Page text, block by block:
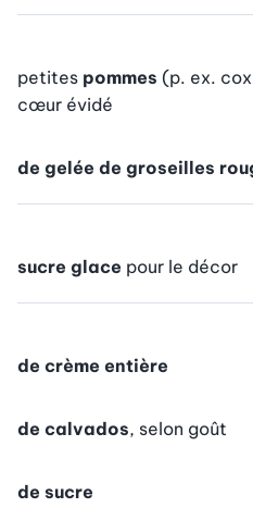
petites pommes (p. ex.
cœur évidé
de gelée de groseilles
sucre glace pour le décor
de crème entière
de calvados, selon goût
de sucre